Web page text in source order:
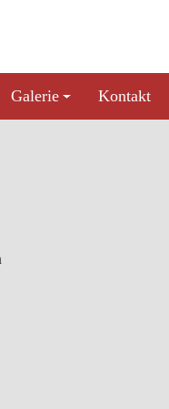
Galerie Kontakt